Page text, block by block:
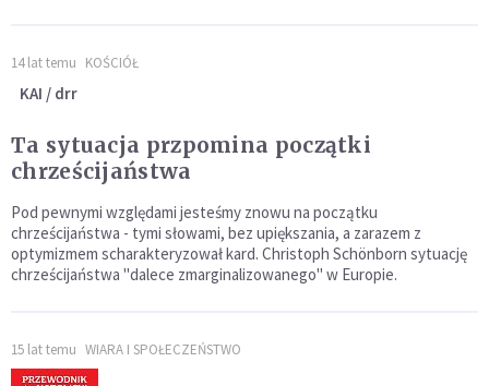
14 lat temu KOŚCIÓŁ
KAI / drr
Ta sytuacja przpomina początki
chrześcijaństwa
Pod pewnymi względami jesteśmy znowu na początku
chrześcijaństwa - tymi słowami, bez upiększania, a zarazem z
optymizmem scharakteryzował kard. Christoph Schönborn sytuację
chrześcijaństwa "dalece zmarginalizowanego" w Europie.
15 lat temu WIARA I SPOŁECZEŃSTWO